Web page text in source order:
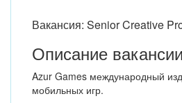
Вакансия: Senior Creative
Описание вакансии
Azur Games международный
мобильных игр.